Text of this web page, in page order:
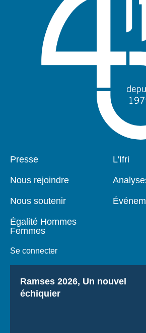
Pied
Presse
Nous rejoindre
Nous soutenir
Égalité Hommes
Femmes
Se connecter
L'Ifri
Titre
Ramses 2026, Un nouvel
échiquier